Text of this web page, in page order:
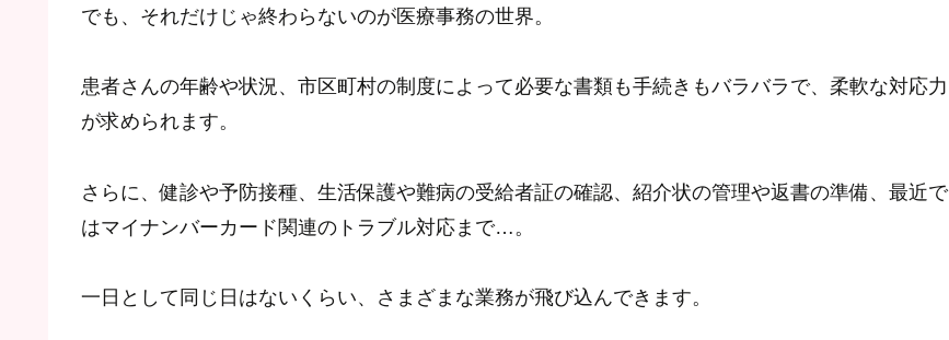
でも、それだけじゃ終わらないのが医療事務の世界。
患者さんの年齢や状況、市区町村の制度によって必要な書類も手続きもバラバラで、柔軟な対応力
が求められます。
さらに、健診や予防接種、生活保護や難病の受給者証の確認、紹介状の管理や返書の準備、最近で
はマイナンバーカード関連のトラブル対応まで…。
一日として同じ日はないくらい、さまざまな業務が飛び込んできます。